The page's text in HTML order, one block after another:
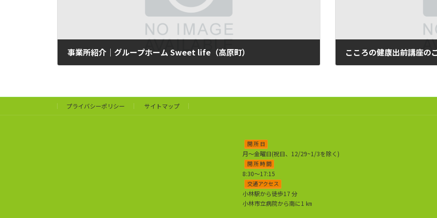
事業所紹介｜グループホーム Sweet life（高原町） こころの健康出前講座の
プライバシーポリシー サイトマップ
開 所 日
月～金曜日(祝日、12/29~1/3を除く)
開 所 時 間
8:30～17:15
交通アクセス
小林駅から徒歩17 分
小林市立病院から南に1 ㎞